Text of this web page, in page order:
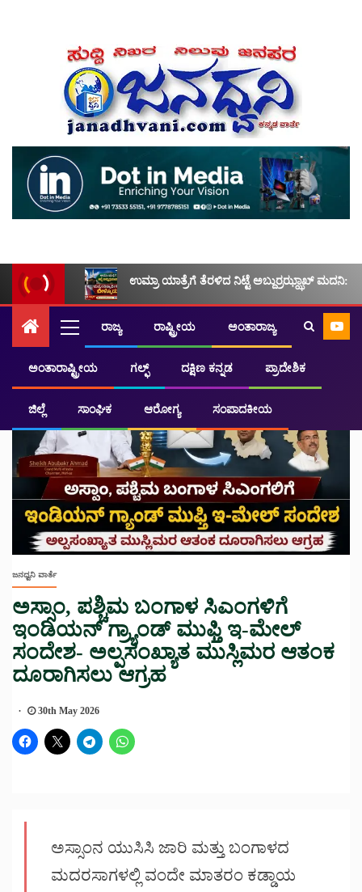
ಉಮ್ರಾ ಯಾತ್ರೆಗೆ ತೆರಳಿದ ನಿಟ್ಟೆ ಅಬ್ದುರ್ರಝ್ಝಾಖ್ ಮದನಿ:
ರಾಜ್ಯ ರಾಷ್ಟ್ರೀಯ ಅಂತಾರಾಜ್ಯ
ಅಂತಾರಾಷ್ಟ್ರೀಯ ಗಲ್ಫ್ ದಕ್ಷಿಣ ಕನ್ನಡ ಪ್ರಾದೇಶಿಕ
ಜಿಲ್ಲೆ ಸಾಂಘಿಕ ಆರೋಗ್ಯ ಸಂಪಾದಕೀಯ
ಜನಧ್ವನಿ ವಾರ್ತೆ
ಅಸ್ಸಾಂ, ಪಶ್ಚಿಮ ಬಂಗಾಳ ಸಿಎಂಗಳಿಗೆ
ಇಂಡಿಯನ್ ಗ್ರ್ಯಾಂಡ್ ಮುಫ್ತಿ ಇ-ಮೇಲ್
ಸಂದೇಶ- ಅಲ್ಪಸಂಖ್ಯಾತ ಮುಸ್ಲಿಮರ ಆತಂಕ
ದೂರಾಗಿಸಲು ಆಗ್ರಹ
30th May 2026
ಅಸ್ಸಾಂನ ಯುಸಿಸಿ ಜಾರಿ ಮತ್ತು ಬಂಗಾಳದ
ಮದರಸಾಗಳಲ್ಲಿ ವಂದೇ ಮಾತರಂ ಕಡ್ಡಾಯ